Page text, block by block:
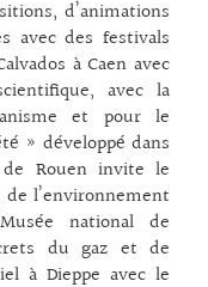
d’animations
avec des festivals
à Caen avec
avec la
et pour le
» développé dans
Rouen invite le
l’environnement
national de
du gaz et de
à Dieppe avec le